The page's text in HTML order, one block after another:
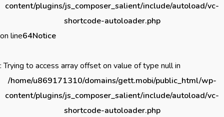
content/plugins/js_composer_salient/include/autoload/vc-
shortcode-autoloader.php
on line64Notice
: Trying to access array offset on value of type null in
/home/u869171310/domains/gett.mobi/public_html/wp-
content/plugins/js_composer_salient/include/autoload/vc-
shortcode-autoloader.php